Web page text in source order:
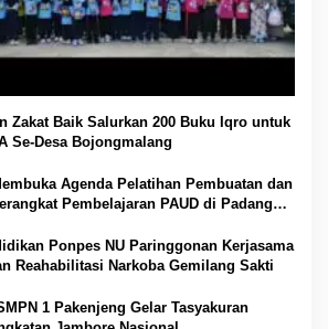
Zakat Baik Salurkan 200 Buku Iqro untuk
Se-Desa Bojongmalang
Agenda Pelatihan Pembuatan dan
Pembelajaran PAUD di Padang
Ponpes NU Paringgonan Kerjasama
Reahabilitasi Narkoba Gemilang Sakti
1 Pakenjeng Gelar Tasyakuran